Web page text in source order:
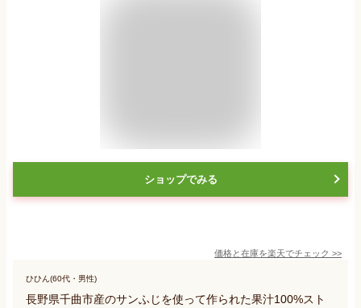
ショップでみる
価格と在庫を楽天でチェック >>
ひひん(60代・男性)
長野県千曲市産のサンふじを使って作られた果汁100%スト